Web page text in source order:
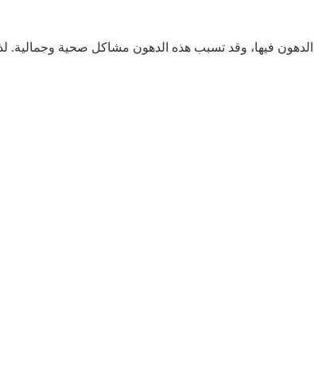
فيها، وقد تسبب هذه الدهون مشاكل صحية وجمالية.